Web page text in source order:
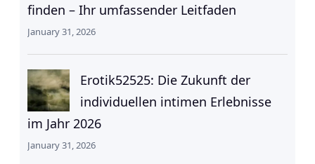
finden – Ihr umfassender Leitfaden
January 31, 2026
Erotik52525: Die Zukunft der
individuellen intimen Erlebnisse
im Jahr 2026
January 31, 2026